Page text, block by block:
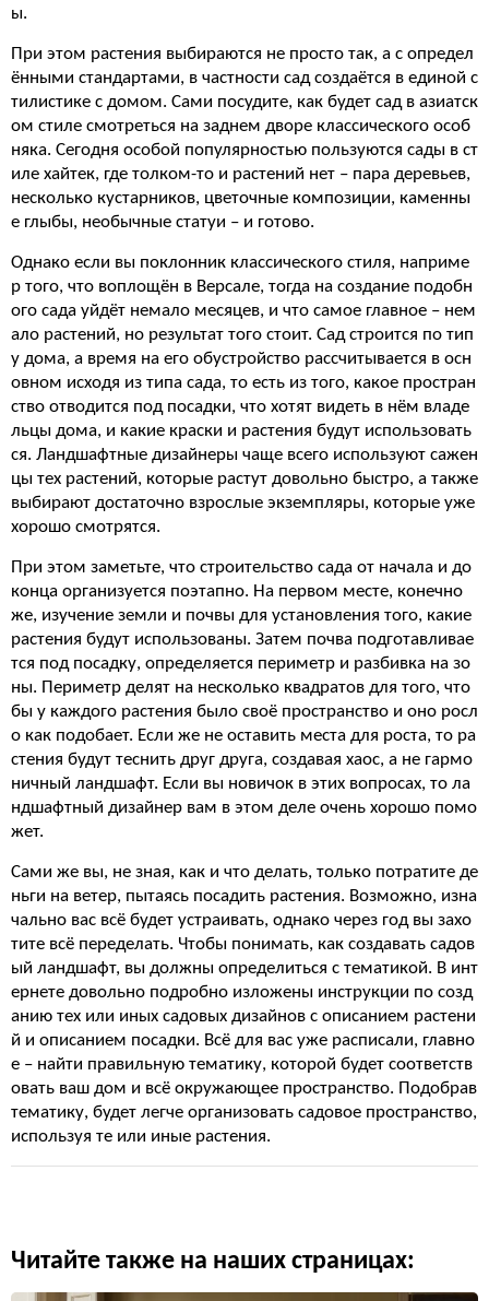
ы.
При этом растения выбираются не просто так, а с определ
ёнными стандартами, в частности сад создаётся в единой с
тилистике с домом. Сами посудите, как будет сад в азиатск
ом стиле смотреться на заднем дворе классического особ
няка. Сегодня особой популярностью пользуются сады в ст
иле хайтек, где толком-то и растений нет – пара деревьев,
несколько кустарников, цветочные композиции, каменны
е глыбы, необычные статуи – и готово.
Однако если вы поклонник классического стиля, наприме
р того, что воплощён в Версале, тогда на создание подобн
ого сада уйдёт немало месяцев, и что самое главное – нем
ало растений, но результат того стоит. Сад строится по тип
у дома, а время на его обустройство рассчитывается в осн
овном исходя из типа сада, то есть из того, какое простран
ство отводится под посадки, что хотят видеть в нём владе
льцы дома, и какие краски и растения будут использовать
ся. Ландшафтные дизайнеры чаще всего используют сажен
цы тех растений, которые растут довольно быстро, а также
выбирают достаточно взрослые экземпляры, которые уже
хорошо смотрятся.
При этом заметьте, что строительство сада от начала и до
конца организуется поэтапно. На первом месте, конечно
же, изучение земли и почвы для установления того, какие
растения будут использованы. Затем почва подготавливае
тся под посадку, определяется периметр и разбивка на зо
ны. Периметр делят на несколько квадратов для того, что
бы у каждого растения было своё пространство и оно росл
о как подобает. Если же не оставить места для роста, то ра
стения будут теснить друг друга, создавая хаос, а не гармо
ничный ландшафт. Если вы новичок в этих вопросах, то ла
ндшафтный дизайнер вам в этом деле очень хорошо помо
жет.
Сами же вы, не зная, как и что делать, только потратите де
ньги на ветер, пытаясь посадить растения. Возможно, изна
чально вас всё будет устраивать, однако через год вы захо
тите всё переделать. Чтобы понимать, как создавать садов
ый ландшафт, вы должны определиться с тематикой. В инт
ернете довольно подробно изложены инструкции по созд
анию тех или иных садовых дизайнов с описанием растени
й и описанием посадки. Всё для вас уже расписали, главно
е – найти правильную тематику, которой будет соответств
овать ваш дом и всё окружающее пространство. Подобрав
тематику, будет легче организовать садовое пространство,
используя те или иные растения.
Читайте также на наших страницах: